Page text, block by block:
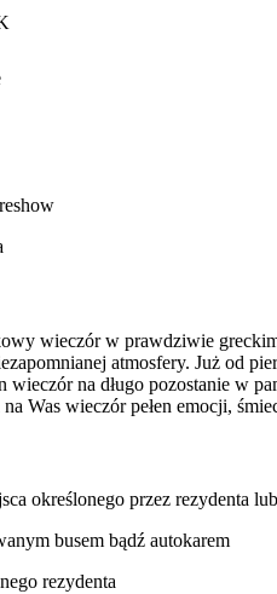
wieczór w prawdziwie
atmosfery. Już od
wieczór na długo pozostanie w
Was wieczór pełen emocji,
określonego przez rezydenta
busem bądź autokarem
rezydenta